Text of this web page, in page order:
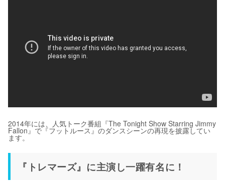
2014年には、人気トーク番組『The Tonight Show Starring Jimmy
Fallon』で『フットルース』のダンスシーンの再現を披露してい
ます。
『トレマーズ』に主演し一躍有名に！